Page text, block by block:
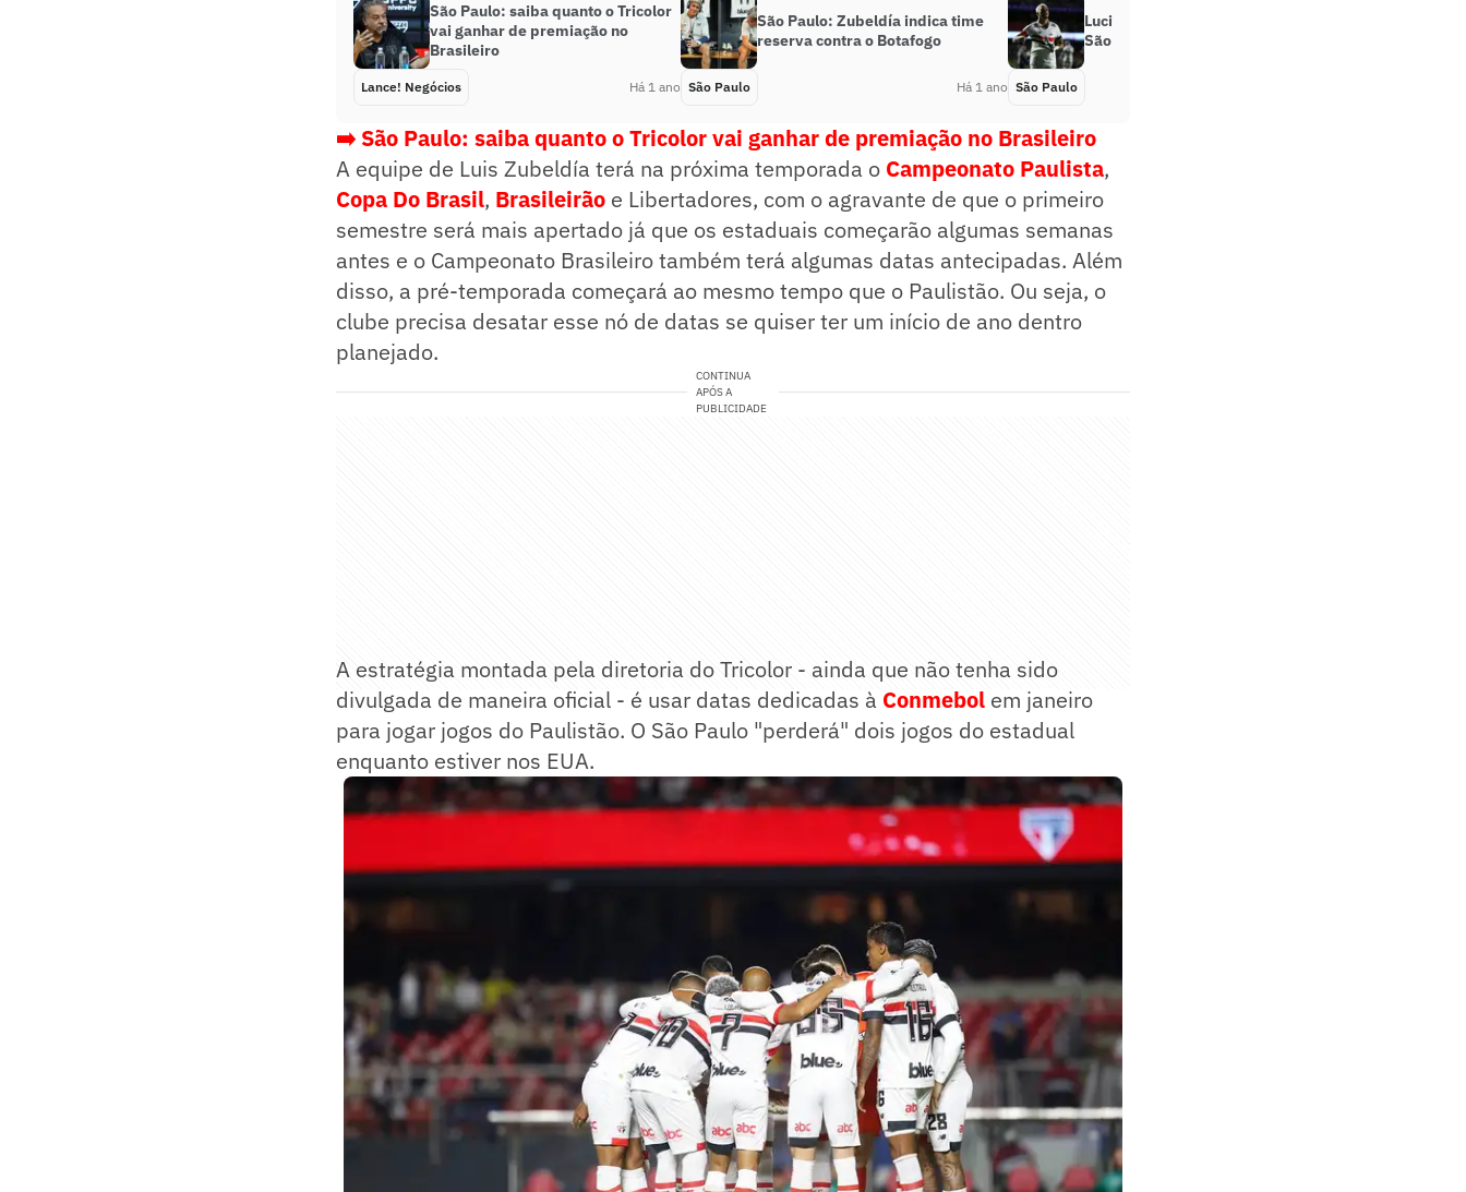
São Paulo: saiba quanto o Tricolor
vai ganhar de premiação no
Brasileiro
Lance! Negócios Há 1 ano
São Paulo: Zubeldía indica time
reserva contra o Botafogo
São Paulo Há 1 ano
Luciano diz que não sabe se fica no
São Paulo em 2025
São Paulo
➡️ São Paulo: saiba quanto o Tricolor vai ganhar de premiação no Brasileiro
A equipe de Luis Zubeldía terá na próxima temporada o Campeonato Paulista,
Copa Do Brasil, Brasileirão e Libertadores, com o agravante de que o primeiro
semestre será mais apertado já que os estaduais começarão algumas semanas
antes e o Campeonato Brasileiro também terá algumas datas antecipadas. Além
disso, a pré-temporada começará ao mesmo tempo que o Paulistão. Ou seja, o
clube precisa desatar esse nó de datas se quiser ter um início de ano dentro
planejado.
CONTINUA
APÓS A
PUBLICIDADE
A estratégia montada pela diretoria do Tricolor - ainda que não tenha sido
divulgada de maneira oficial - é usar datas dedicadas à Conmebol em janeiro
para jogar jogos do Paulistão. O São Paulo "perderá" dois jogos do estadual
enquanto estiver nos EUA.